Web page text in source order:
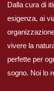
Dalla cura di
esigenza, ai
vivere la
perfette per
sogno. Noi lo